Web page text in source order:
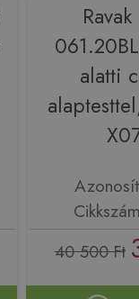
alatti
40 500 Ft